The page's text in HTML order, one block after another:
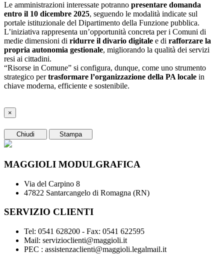
Le amministrazioni interessate potranno presentare domanda
entro il 10 dicembre 2025, seguendo le modalità indicate sul
portale istituzionale del Dipartimento della Funzione pubblica.
L’iniziativa rappresenta un’opportunità concreta per i Comuni di
medie dimensioni di ridurre il divario digitale e di rafforzare la
propria autonomia gestionale, migliorando la qualità dei servizi
resi ai cittadini.
“Risorse in Comune” si configura, dunque, come uno strumento
strategico pertrasformare l’organizzazione della PA locale in
chiave moderna, efficiente e sostenibile.
×
Chiudi Stampa
MAGGIOLI MODULGRAFICA
Via del Carpino 8
47822 Santarcangelo di Romagna (RN)
SERVIZIO CLIENTI
Tel: 0541 628200 - Fax: 0541 622595
Mail: servizioclienti@maggioli.it
PEC : assistenzaclienti@maggioli.legalmail.it